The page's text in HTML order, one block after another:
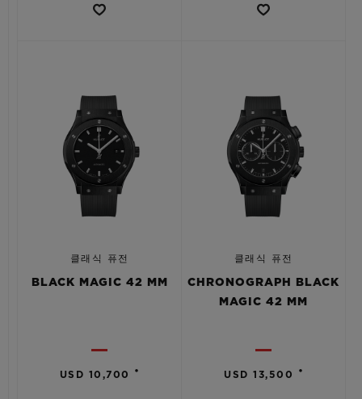
클래식 퓨전
BLACK MAGIC 42 MM
USD 10,700 •
클래식 퓨전
CHRONOGRAPH BLACK
MAGIC 42 MM
USD 13,500 •